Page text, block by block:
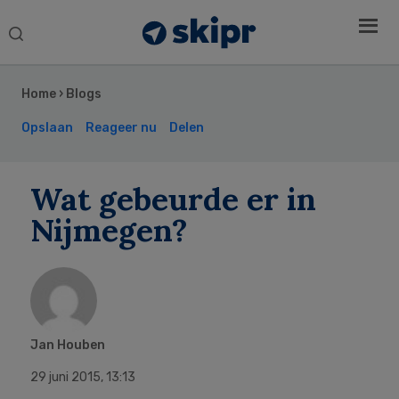
Search
Home › Blogs
Opslaan Reageer nu Delen
Wat gebeurde er in
Nijmegen?
Jan Houben
29 juni 2015, 13:13
Sidebar